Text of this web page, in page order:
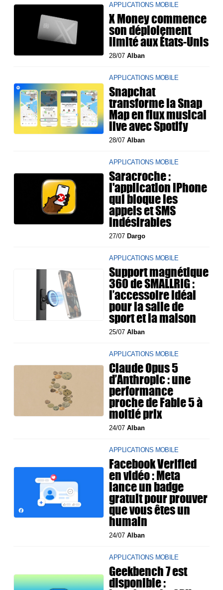
APPLICATIONS MOBILE
X Money commence
son déploiement
limité aux États-Unis
28/07Alban
APPLICATIONS MOBILE
Snapchat
transforme la Snap
Map en flux musical
live avec Spotify
28/07Alban
APPLICATIONS MOBILE
Saracroche :
l'application iPhone
qui bloque les
appels et SMS
indésirables
27/07Dargo
APPLICATIONS MOBILE
Support magnétique
360 de SMALLRIG :
l’accessoire idéal
pour la salle de
sport et la maison
25/07Alban
APPLICATIONS MOBILE
Claude Opus 5
d’Anthropic : une
performance
proche de Fable 5 à
moitié prix
24/07Alban
APPLICATIONS MOBILE
Facebook Verified
en vidéo : Meta
lance un badge
gratuit pour prouver
que vous êtes un
humain
24/07Alban
APPLICATIONS MOBILE
Geekbench 7 est
disponible :